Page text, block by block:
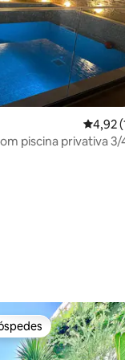
5, 42 avaliações
4,92
4,92
piscina privativa 3/